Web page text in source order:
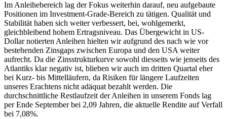
Im Anleihebereich lag der Fokus weiterhin darauf, neu aufgebaute
Positionen im Investment-Grade-Bereich zu tätigen. Qualität und
Stabilität haben sich weiter verbessert, bei, wohlgemerkt,
gleichbleibend hohem Ertragsniveau. Das Übergewicht in US-
Dollar notierten Anleihen hielten wir aufgrund des nach wie vor
bestehenden Zinsgaps zwischen Europa und den USA weiter
aufrecht. Da die Zinsstrukturkurve sowohl diesseits wie jenseits des
Atlantiks klar negativ ist, blieben wir auch im dritten Quartal eher
bei Kurz- bis Mittelläufern, da Risiken für längere Laufzeiten
unseres Erachtens nicht adäquat bezahlt werden. Die
durchschnittliche Restlaufzeit der Anleihen in unserem Fonds lag
per Ende September bei 2,09 Jahren, die aktuelle Rendite auf Verfall
bei 7,08%.